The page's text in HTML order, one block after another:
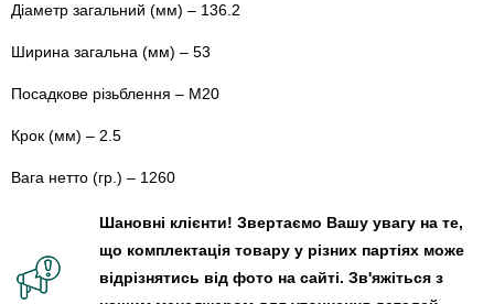
Діаметр загальний (мм) – 136.2
Ширина загальна (мм) – 53
Посадкове різьблення – М20
Крок (мм) – 2.5
Вага нетто (гр.) – 1260
Шановні клієнти! Звертаємо Вашу увагу на те,
що комплектація товару у різних партіях може
відрізнятись від фото на сайті. Зв'яжіться з